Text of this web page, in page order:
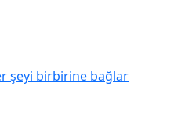
şeyi birbirine bağlar